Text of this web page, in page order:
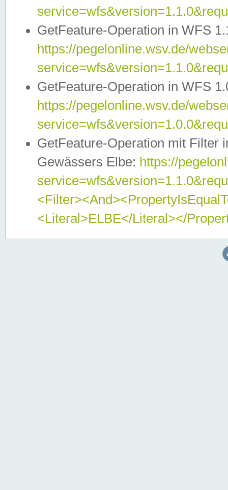
GetFeature-Operation in WFS
https://pegelonline.wsv.de/
GetFeature-Operation in WFS
https://pegelonline.wsv.de/
GetFeature-Operation mit Filter
Gewässers Elbe: https://
<Literal>ELBE</Literal></